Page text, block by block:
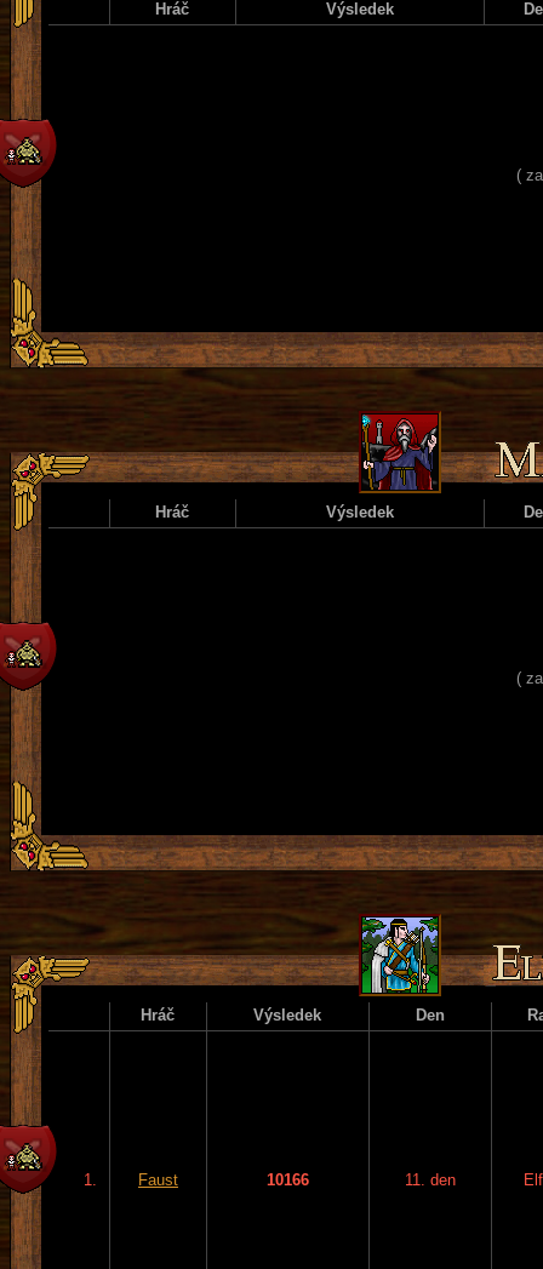
Hráč Výsledek
(
Hráč Výsledek
(
Hráč Výsledek Den
1. Faust 10166 11. den